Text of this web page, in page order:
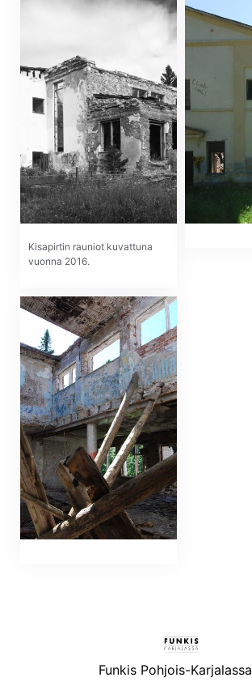
Kisapirtin rauniot kuvattuna
vuonna 2016.
Funkis Pohjois-Karjalassa